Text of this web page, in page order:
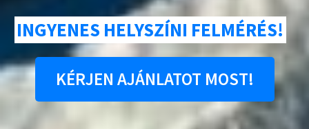
INGYENES HELYSZÍNI FELMÉRÉS!
KÉRJEN AJÁNLATOT MOST!